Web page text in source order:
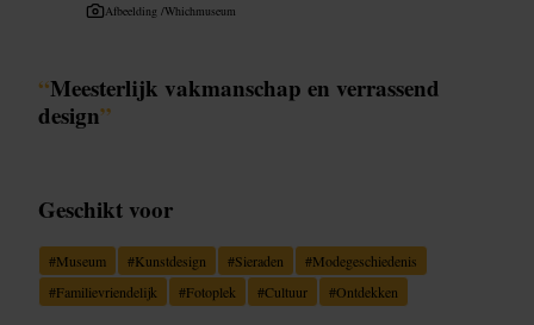
Afbeelding /Whichmuseum
“Meesterlijk vakmanschap en verrassend
design”
Geschikt voor
#Museum #Kunstdesign #Sieraden #Modegeschiedenis
#Familievriendelijk #Fotoplek #Cultuur #Ontdekken